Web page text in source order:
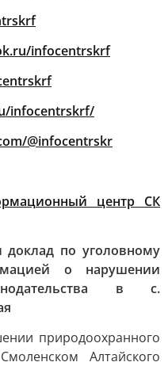
infocentrskrf
infocentrskrf/
@infocentrskr
центр СК
доклад по уголовному
о нарушении
в с.
природоохранного
Алтайского